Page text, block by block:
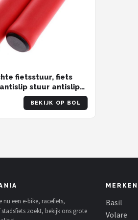
fietsstuur, fiets
stuur antislip
handvatten
BEKIJK OP BOL
nu een e-bike, racefiets,
zoekt, bekijk ons grote
MERKEN
Basil
Volare